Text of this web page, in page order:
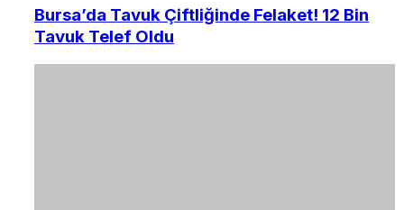
Bursa’da Tavuk Çiftliğinde Felaket! 12 Bin
Tavuk Telef Oldu